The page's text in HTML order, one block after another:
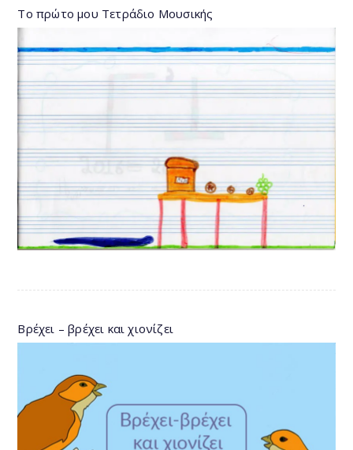
Το πρώτο μου Τετράδιο Μουσικής
Βρέχει – βρέχει και χιονίζει